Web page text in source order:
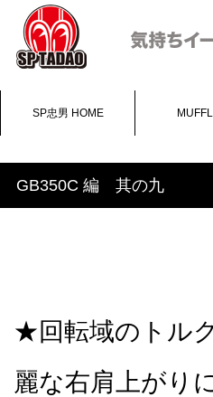
SP忠男 HOME
GB350C 編 其の九
★回転域のトル
麗な右肩上がり